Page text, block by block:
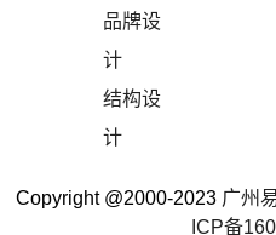
品牌设
计
结构设
计
Copyright @2000-2023 广州
ICP备